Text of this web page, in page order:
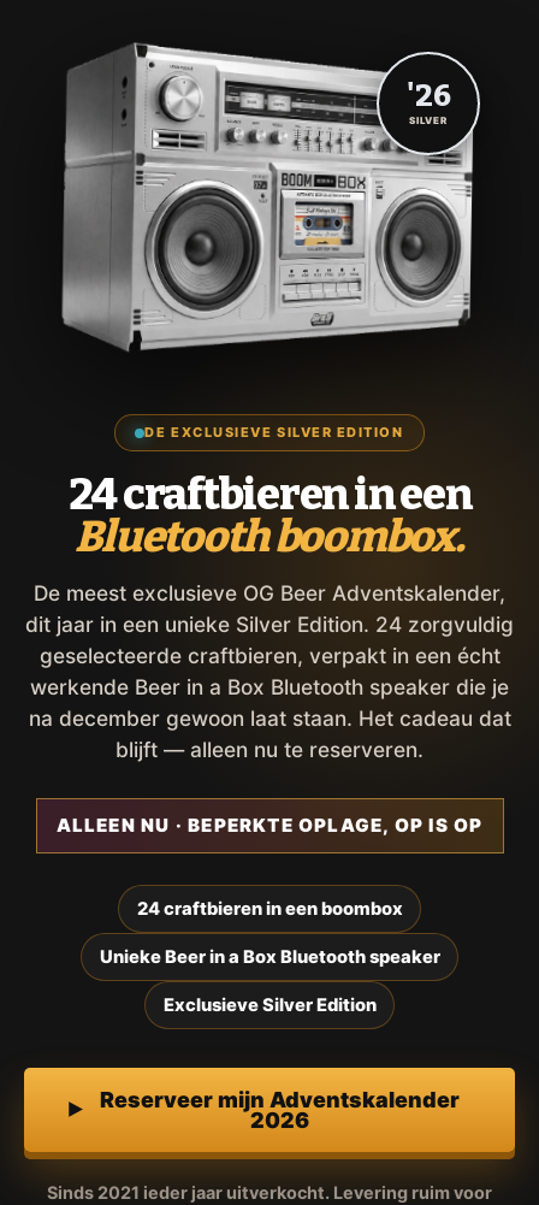
DE EXCLUSIEVE SILVER EDITION
24 craftbieren in een
Bluetooth boombox.
De meest exclusieve OG Beer Adventskalender,
dit jaar in een unieke Silver Edition. 24 zorgvuldig
geselecteerde craftbieren, verpakt in een écht
werkende Beer in a Box Bluetooth speaker die je
na december gewoon laat staan. Het cadeau dat
blijft — alleen nu te reserveren.
ALLEEN NU · BEPERKTE OPLAGE, OP IS OP
24 craftbieren in een boombox
Unieke Beer in a Box Bluetooth speaker
Exclusieve Silver Edition
Reserveer mijn Adventskalender
2026
Sinds 2021 ieder jaar uitverkocht. Levering ruim voor
'26
SILVER